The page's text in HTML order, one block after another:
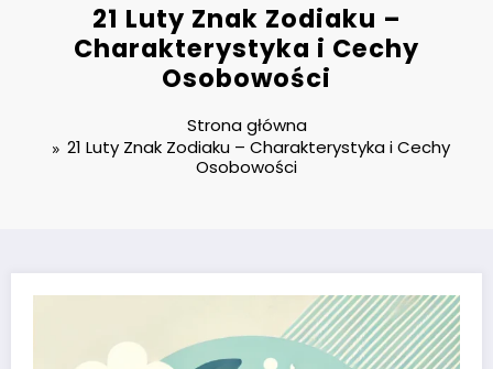
21 Luty Znak Zodiaku –
Charakterystyka i Cechy
Osobowości
Strona główna
21 Luty Znak Zodiaku – Charakterystyka i Cechy
Osobowości